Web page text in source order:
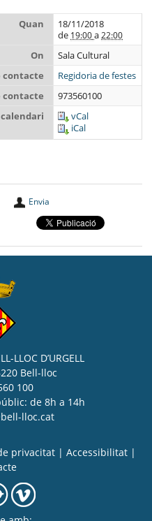
Quan
18/11/2018
de 19:00 a22:00
On
Sala Cultural
contacte
Regidoria de festes
contacte
973560100
vCal
iCal
Envia
LLOC D’URGELL
Bell-lloc
100
de 8h a 14h
lloc.cat
privacitat | Accessibilitat |